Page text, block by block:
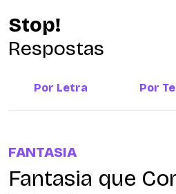
Stop!
Respostas
Por Letra Por
FANTASIA
Fantasia que